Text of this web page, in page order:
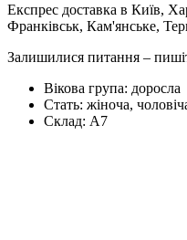
Експрес доставка в Київ,
Франківськ, Кам'янське,
Залишилися питання –
Вікова група: доросла
Стать: жіноча,
Склад: А7